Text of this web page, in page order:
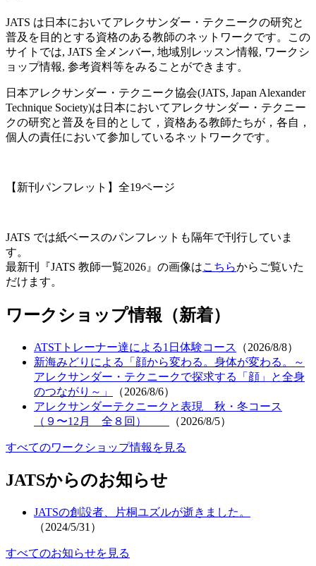
JATS は日本においてアレクサンダー・テクニークの研究と
普及を目的とする資格のある教師のネットワークです。この
サイトでは, JATS 全メンバー, 地域別レッスン情報, ワークシ
ョップ情報, 参考資料等をみることができます。
日本アレクサンダー・テクニーク協会(JATS, Japan Alexander
Technique Society)は日本においてアレクサンダー・テクニー
クの研究と普及を目的として，資格ある教師たちが，各自，
個人の責任において参加しているネットワークです。
【新刊パンフレット】全19ページ
JATS では紙ベースのパンフレットも隔年で刊行していま
す。
最新刊『JATS 教師一覧2026』の画像はこちらからご覧いた
だけます。
ワークショップ情報（新着）
ATSTトレーナー達による1日体験コース
（2026/8/8）
新海みどりによる「顔から変わる。身体が変わる。～
アレクサンダー・テクニークで探求する「顔」と全身
のつながり～」
（2026/8/6）
アレクサンダーテクニークと表現 秋・冬コース
（９〜12月 全８回）
（2026/8/5）
すべてのワークショップ情報を見る
JATSからのお知らせ
JATSの創設者、片桐ユズルが逝きました。
（2024/5/31）
すべてのお知らせを見る